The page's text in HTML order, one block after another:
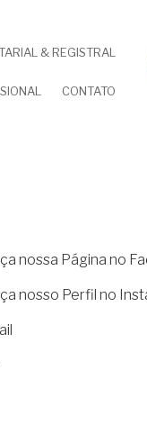
& REGISTRAL
CONTATO
nossa Página no
nosso Perfil no